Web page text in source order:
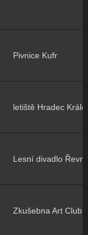
Pivnice Kufr
letiště Hradec
Lesní divadlo
Zkušebna Art Club